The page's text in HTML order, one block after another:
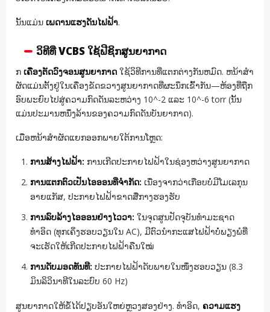
ນັ້ນແມ່ນ ເພດານແຮງດັນໄຟຟ້າ.
ວິທີທີ່ VCBS ໃຊ້ຟີຊິກສູນຍາກາດ
ກ ເຄື່ອງຕັດວົງຈອນສູນຍາກາດ ໃຊ້ວິທີການທີ່ແຕກຕ່າງກັນຫມົດ. ຫນ້າສໍາ
ຜັດແມ່ນຕັ້ງຢູ່ໃນເຄື່ອງຂັດຂວາງສູນຍາກາດທີ່ຜະນຶກເຂົ້າກັນ—ຫ້ອງທີ່ຖືກ
ອົບພະຍົບໄປສູ່ຄວາມກົດດັນລະຫວ່າງ 10^-2 ແລະ 10^-6 torr (ນັ້ນ
ແມ່ນປະມານຫນຶ່ງລ້ານຂອງຄວາມກົດດັນບັນຍາກາດ).
ເມື່ອຫນ້າສໍາຜັດແຍກອອກພາຍໃຕ້ການໂຫຼດ:
ການສ້າງໄຟຟ້າ: ການເກີດປະກາຍໄຟຟ້າໃນຊ່ອງຫວ່າງສູນຍາກາດ
ການແຕກຕົວເປັນໄອອອນທີ່ຈຳກັດ: ເນື່ອງຈາກວ່າເກືອບບໍ່ມີໂມເລກຸນ
ອາຍແກັສ, ປະກາຍໄຟຟ້າຂາດສື່ກາງຮອງຮັບ
ການລົບລ້າງໄອອອນຢ່າງໄວວາ: ໃນຈຸດສູນປັດຈຸບັນທຳມະຊາດ
ທຳອິດ (ທຸກເຄິ່ງຮອບວຽນໃນ AC), ມີຕົວນຳກະແສໄຟຟ້າບໍ່ພຽງພໍທີ່
ຈະເຮັດໃຫ້ເກີດປະກາຍໄຟຟ້າຄືນໃໝ່
ການດັບມອດທັນທີ: ປະກາຍໄຟຟ້າດັບພາຍໃນໜຶ່ງຮອບວຽນ (8.3
ມິນລິວິນາທີໃນລະບົບ 60 Hz)
ສູນຍາກາດໃຫ້ຂໍ້ໄດ້ປຽບອັນໃຫຍ່ຫຼວງສອງຢ່າງ. ທຳອິດ, ຄວາມແຮງ